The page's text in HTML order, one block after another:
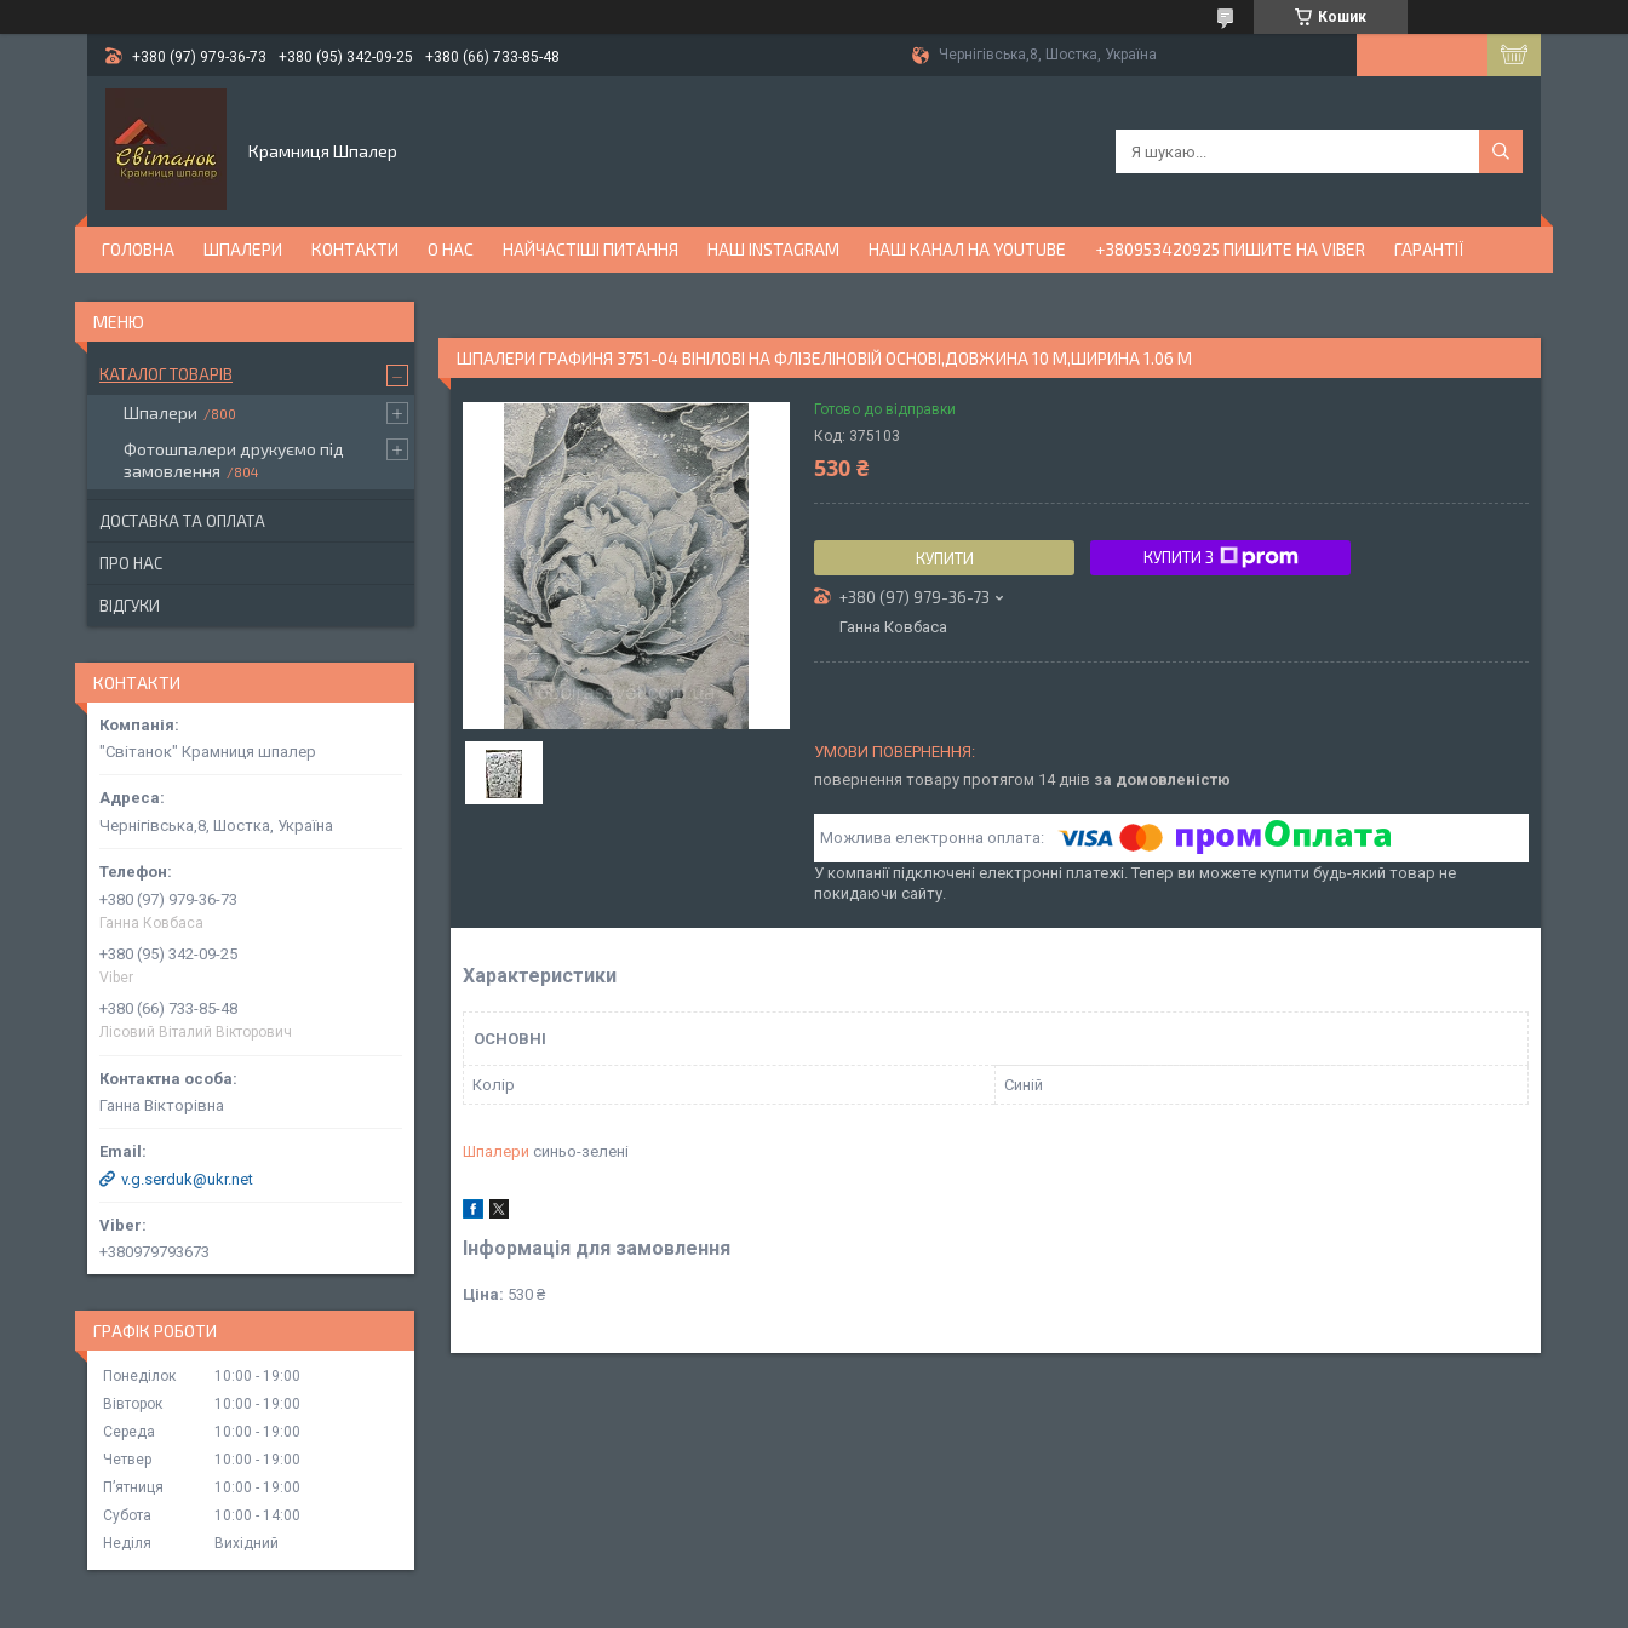
Кошик
+380 (97) 979-36-73 +380 (95) 342-09-25 +380 (66) 733-85-48 Чернігівська,8, Шостка, Україна
Крамниця Шпалер
ГОЛОВНА ШПАЛЕРИ КОНТАКТИ О НАС НАЙЧАСТІШІ ПИТАННЯ НАШ INSTAGRAM НАШ КАНАЛ НА YOUTUBE +380953420925 ПИШИТЕ НА VIBER ГАРАНТІЇ
ШПАЛЕРИ ГРАФИНЯ 3751-04 ВІНІЛОВІ НА ФЛІЗЕЛІНОВІЙ ОСНОВІ,ДОВЖИНА 10 М,ШИРИНА 1.06 М
Готово до відправки
Код: 375103
530 ₴
КУПИТИ КУПИТИ З
+380 (97) 979-36-73
Ганна Ковбаса
повернення товару протягом 14 днів за домовленістю
У компанії підключені електронні платежі. Тепер ви можете купити будь-який товар не
покидаючи сайту.
Характеристики
ОСНОВНІ
Колір Синій
Шпалери синьо-зелені
Інформація для замовлення
Ціна: 530 ₴
КАТАЛОГ ТОВАРІВ
Шпалери 800
Фотошпалери друкуємо під
замовлення
804
ДОСТАВКА ТА ОПЛАТА
ПРО НАС
ВІДГУКИ
КОНТАКТИ
"Світанок" Крамниця шпалер
Чернігівська,8, Шостка, Україна
+380 (97) 979-36-73
Ганна Ковбаса
+380 (95) 342-09-25
Viber
+380 (66) 733-85-48
Лісовий Віталий Вікторович
Ганна Вікторівна
v.g.serduk@ukr.net
+380979793673
ГРАФІК РОБОТИ
Понеділок 10:00
19:00
Вівторок
10:00
19:00
Середа
10:00
19:00
Четвер
10:00
19:00
Пʼятниця
10:00
19:00
Субота
10:00
14:00
Неділя
Вихідний